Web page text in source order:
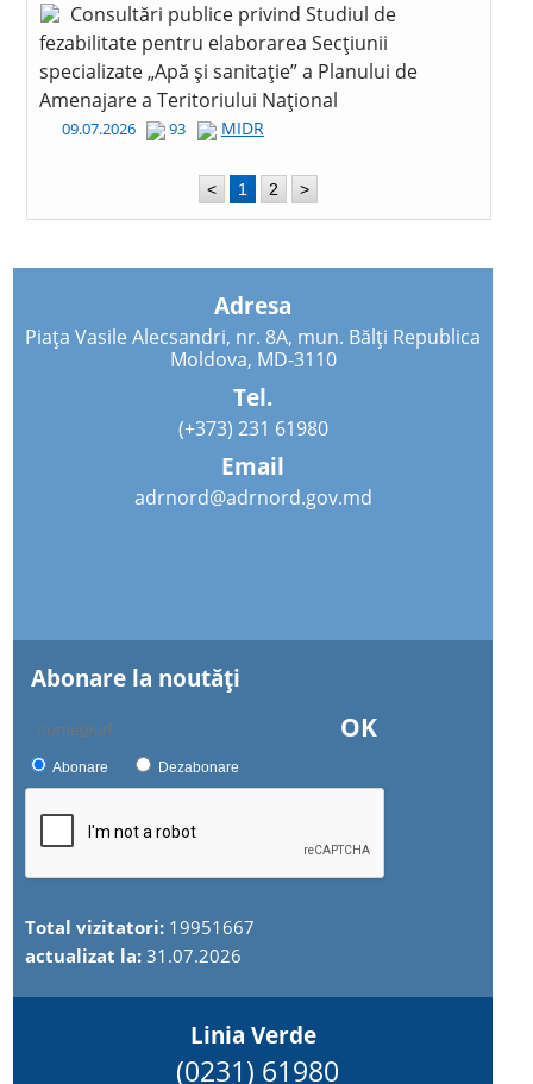
Consultări publice privind Studiul de
fezabilitate pentru elaborarea Secțiunii
specializate „Apă și sanitație” a Planului de
Amenajare a Teritoriului Național
09.07.2026 93 MIDR
< 1 2 >
Adresa
Piața Vasile Alecsandri, nr. 8A, mun. Bălți Republica
Moldova, MD-3110
Tel.
(+373) 231 61980
Email
adrnord@adrnord.gov.md
Abonare la noutăţi
OK
Abonare Dezabonare
Total vizitatori: 19951667
actualizat la:31.07.2026
Linia Verde
(0231) 61980